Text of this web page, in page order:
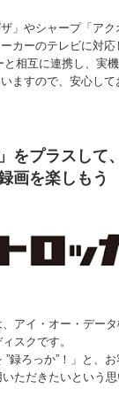
」やシャープ「アク
カーのテレビに対応
相互に連携し、実
ますので、安心して
をプラスして
画を楽しもう
、アイ・オー・デー
スクです。
”録ろっか”！」と、
ただきたいという思